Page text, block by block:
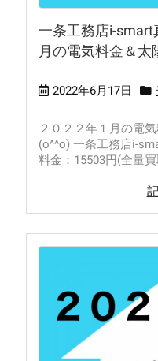
一条工務店i-smart
月の電気料金＆
2022年6月17日
２０２２年１月の電
(o^^o) 一条工務店i-
料金：15503円(全量